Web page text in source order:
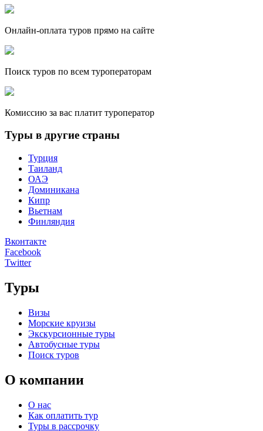
Онлайн-оплата туров прямо на сайте
Поиск туров по всем туроператорам
Комиссию за вас платит туроператор
Туры в другие страны
Турция
Таиланд
ОАЭ
Доминикана
Кипр
Вьетнам
Финляндия
Вконтакте
Facebook
Twitter
Туры
Визы
Морские круизы
Экскурсионные туры
Автобусные туры
Поиск туров
О компании
О нас
Как оплатить тур
Туры в рассрочку